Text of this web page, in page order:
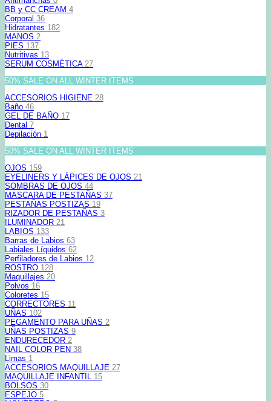
BB y CC CREAM 4
Corporal 36
Hidratantes 182
MANOS 2
PIES 137
Nutritivas 13
SERUM COSMÉTICA 27
50% SALE ON ALL WINTER ITEMS
ACCESORIOS HIGIENE 28
Baño 46
GEL DE BAÑO 17
Dental 7
Depilación 1
50% SALE ON ALL WINTER ITEMS
OJOS 159
EYELINERS Y LÁPICES DE OJOS 21
SOMBRAS DE OJOS 44
MASCARA DE PESTAÑAS 37
PESTAÑAS POSTIZAS 19
RIZADOR DE PESTAÑAS 3
ILUMINADOR 21
LABIOS 133
Barras de Labios 63
Labiales Líquidos 62
Perfiladores de Labios 12
ROSTRO 128
Maquillajes 20
Polvos 16
Coloretes 15
CORRECTORES 11
UÑAS 102
PEGAMENTO PARA UÑAS 2
UÑAS POSTIZAS 9
ENDURECEDOR 2
NAIL COLOR PEN 38
Limas 1
ACCESORIOS MAQUILLAJE 27
MAQUILLAJE INFANTIL 15
BOLSOS 30
ESPEJO 5